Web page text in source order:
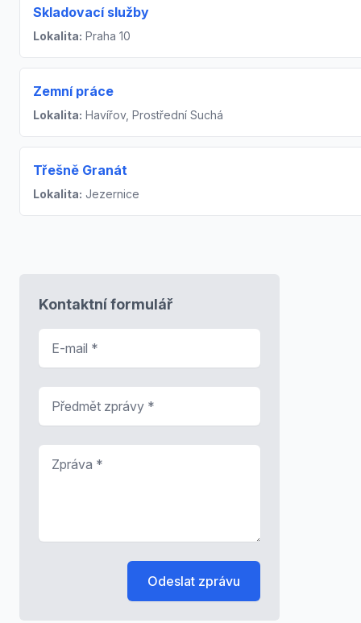
Skladovací služby
Lokalita: Praha 10
Zemní práce
Lokalita: Havířov, Prostřední Suchá
Třešně Granát
Lokalita: Jezernice
Kontaktní formulář
Odeslat zprávu